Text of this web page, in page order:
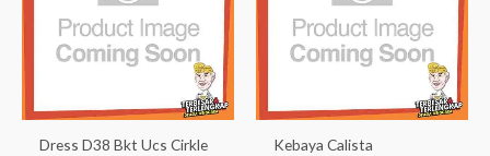
Dress D38 Bkt Ucs Cirkle Kebaya Calista